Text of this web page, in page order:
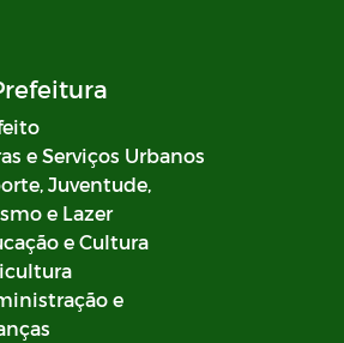
e Serviços Urbanos
Juventude,
e Lazer
e Cultura
e